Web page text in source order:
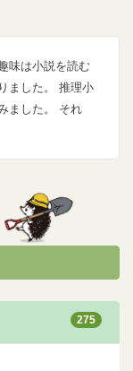
味は小説を読む
ました。 推理小
ました。 それ
275